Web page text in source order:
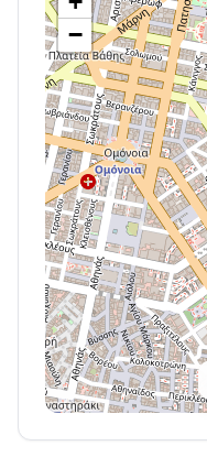
−